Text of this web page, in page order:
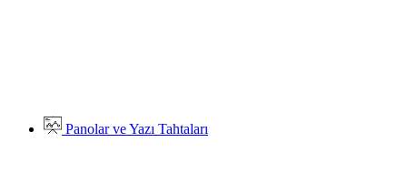
Panolar ve Yazı Tahtaları